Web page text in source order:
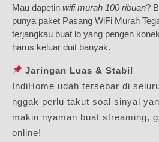
Mau dapetin wifi murah 100 ribuan?
punya paket Pasang WiFi Murah
terjangkau buat lo yang pengen
harus keluar duit banyak.
Jaringan Luas & Stabil
IndiHome udah tersebar di
nggak perlu takut soal sinyal
makin nyaman buat streaming,
online!